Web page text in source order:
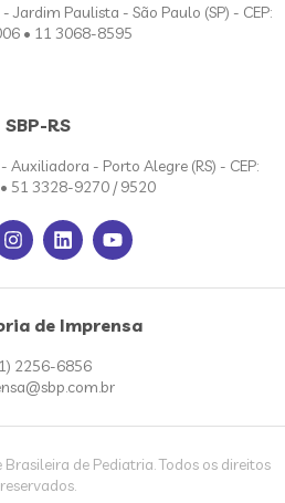
Jardim Paulista - São Paulo (SP) - CEP:
• 11 3068-8595
SBP-RS
Auxiliadora - Porto Alegre (RS) - CEP:
51 3328-9270 / 9520
de Imprensa
2256-6856
de Pediatria. Todos os direitos
reservados.